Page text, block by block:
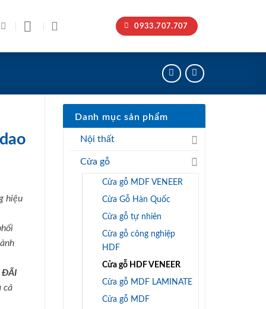
0933.707.707
Danh mục sản phẩm
Nội thất
Cửa gỗ
Cửa gỗ MDF VENEER
Cửa Gỗ Hàn Quốc
Cửa gỗ tự nhiên
Cửa gỗ công nghiệp
HDF
Cửa gỗ HDF VENEER
Cửa gỗ MDF LAMINATE
Cửa gỗ MDF
hiệu
ĐÃI
cả